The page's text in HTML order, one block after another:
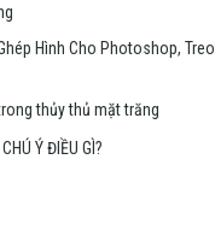
Hình Cho Photoshop, Treo
thủy thủ mặt trăng
Ý ĐIỀU GÌ?